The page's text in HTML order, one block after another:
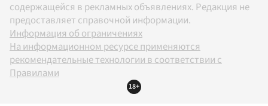
содержащейся в рекламных объявлениях. Редакция не
предоставляет справочной информации.
Информация об ограничениях
На информационном ресурсе применяются
рекомендательные технологии в соответствии с
Правилами
18+